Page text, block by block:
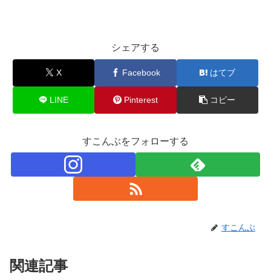
シェアする
X Facebook はてブ
LINE Pinterest コピー
すこんぶをフォローする
すこんぶ
関連記事